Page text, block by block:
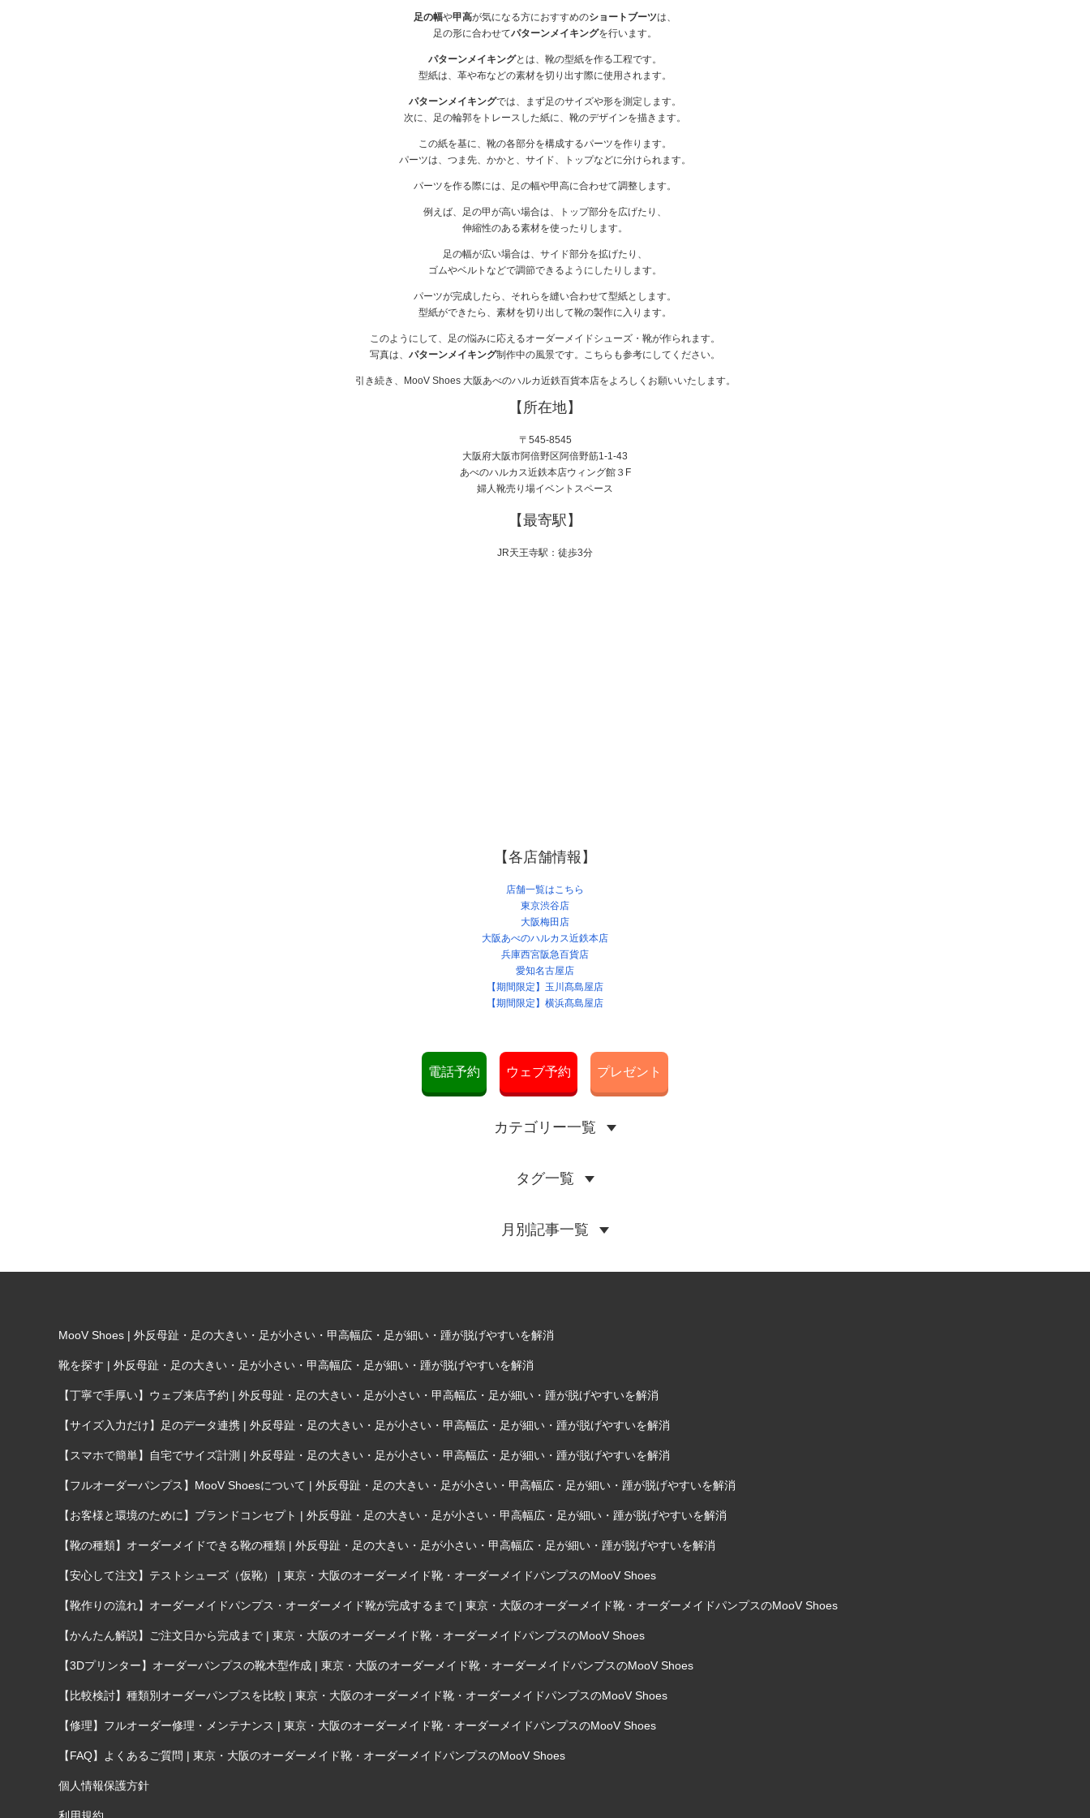
足の幅や甲高が気になる方におすすめのショートブーツは、
足の形に合わせてパターンメイキングを行います。
パターンメイキングとは、靴の型紙を作る工程です。
型紙は、革や布などの素材を切り出す際に使用されます。
パターンメイキングでは、まず足のサイズや形を測定します。
次に、足の輪郭をトレースした紙に、靴のデザインを描きます。
この紙を基に、靴の各部分を構成するパーツを作ります。
パーツは、つま先、かかと、サイド、トップなどに分けられます。
パーツを作る際には、足の幅や甲高に合わせて調整します。
例えば、足の甲が高い場合は、トップ部分を広げたり、
伸縮性のある素材を使ったりします。
足の幅が広い場合は、サイド部分を拡げたり、
ゴムやベルトなどで調節できるようにしたりします。
パーツが完成したら、それらを縫い合わせて型紙とします。
型紙ができたら、素材を切り出して靴の製作に入ります。
このようにして、足の悩みに応えるオーダーメイドシューズ・靴が作られます。
写真は、 パターンメイキング制作中の風景です。こちらも参考にしてください。
引き続き、MooV Shoes 大阪あべのハルカ近鉄百貨本店をよろしくお願いいたします。
【所在地】
〒545-8545
大阪府大阪市阿倍野区阿倍野筋1-1-43
あべのハルカス近鉄本店ウィング館３F
婦人靴売り場イベントスペース
【最寄駅】
JR天王寺駅：徒歩3分
【各店舗情報】
店舗一覧はこちら
東京渋谷店
大阪梅田店
大阪あべのハルカス近鉄本店
兵庫西宮阪急百貨店
愛知名古屋店
【期間限定】玉川髙島屋店
【期間限定】横浜髙島屋店
電話予約 ウェブ予約 プレゼント
カテゴリー一覧
タグ一覧
月別記事一覧
MooV Shoes | 外反母趾・足の大きい・足が小さい・甲高幅広・足が細い・踵が脱げやすいを解消
靴を探す | 外反母趾・足の大きい・足が小さい・甲高幅広・足が細い・踵が脱げやすいを解消
【丁寧で手厚い】ウェブ来店予約 | 外反母趾・足の大きい・足が小さい・甲高幅広・足が細い・踵が脱げやすいを解消
【サイズ入力だけ】足のデータ連携 | 外反母趾・足の大きい・足が小さい・甲高幅広・足が細い・踵が脱げやすいを解消
【スマホで簡単】自宅でサイズ計測 | 外反母趾・足の大きい・足が小さい・甲高幅広・足が細い・踵が脱げやすいを解消
【フルオーダーパンプス】MooV Shoesについて | 外反母趾・足の大きい・足が小さい・甲高幅広・足が細い・踵が脱げやすいを解消
【お客様と環境のために】ブランドコンセプト | 外反母趾・足の大きい・足が小さい・甲高幅広・足が細い・踵が脱げやすいを解消
【靴の種類】オーダーメイドできる靴の種類 | 外反母趾・足の大きい・足が小さい・甲高幅広・足が細い・踵が脱げやすいを解消
【安心して注文】テストシューズ（仮靴） | 東京・大阪のオーダーメイド靴・オーダーメイドパンプスのMooV Shoes
【靴作りの流れ】オーダーメイドパンプス・オーダーメイド靴が完成するまで | 東京・大阪のオーダーメイド靴・オーダーメイドパンプスのMooV Shoes
【かんたん解説】ご注文日から完成まで | 東京・大阪のオーダーメイド靴・オーダーメイドパンプスのMooV Shoes
【3Dプリンター】オーダーパンプスの靴木型作成 | 東京・大阪のオーダーメイド靴・オーダーメイドパンプスのMooV Shoes
【比較検討】種類別オーダーパンプスを比較 | 東京・大阪のオーダーメイド靴・オーダーメイドパンプスのMooV Shoes
【修理】フルオーダー修理・メンテナンス | 東京・大阪のオーダーメイド靴・オーダーメイドパンプスのMooV Shoes
【FAQ】よくあるご質問 | 東京・大阪のオーダーメイド靴・オーダーメイドパンプスのMooV Shoes
個人情報保護方針